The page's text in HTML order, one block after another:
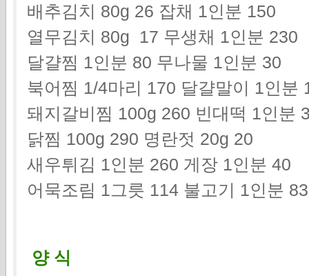
배추김치 80g 26 잡채 1인분 150
열무김치 80g 17 무생채 1인분 230
달걀찜 1인분 80 무나물 1인분 30
북어찜 1/4마리 170 달걀말이 1인분
돼지갈비찜 100g 260 빈대떡 1인분
닭찜 100g 290 명란젓 20g 20
새우튀김 1인분 260 게장 1인분 40
어묵조림 1그릇 114 불고기 1인분
양 식